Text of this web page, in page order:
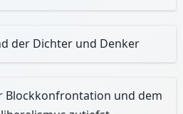
der Dichter und Denker
Blockkonfrontation und dem